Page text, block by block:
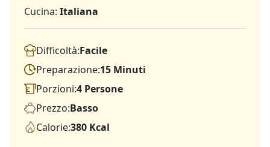
Cucina: Italiana
Difficoltà:Facile
Preparazione:15 Minuti
Porzioni:4 Persone
Prezzo:Basso
Calorie:380 Kcal